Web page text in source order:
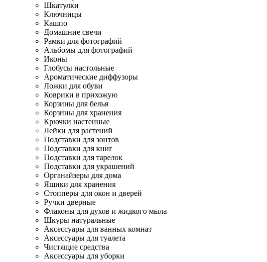
Шкатулки
Ключницы
Кашпо
Домашние свечи
Рамки для фотографий
Альбомы для фотографий
Иконы
Глобусы настольные
Ароматические диффузоры
Ложки для обуви
Коврики в прихожую
Корзины для белья
Корзины для хранения
Крючки настенные
Лейки для растений
Подставки для зонтов
Подставки для книг
Подставки для тарелок
Подставки для украшений
Органайзеры для дома
Ящики для хранения
Стопперы для окон и дверей
Ручки дверные
Флаконы для духов и жидкого мыла
Шкуры натуральные
Аксессуары для ванных комнат
Аксессуары для туалета
Чистящие средства
Аксессуары для уборки